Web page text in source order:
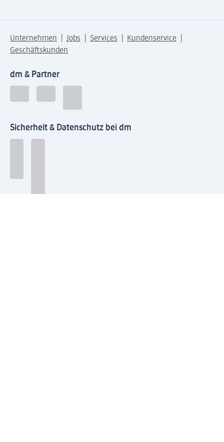
Unternehmen Jobs Services
Kundenservice
Geschäftskunden
dm & Partner
Sicherheit & Datenschutz bei dm